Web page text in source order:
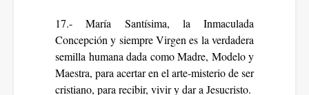
17.- María Santísima, la Inmaculada
Concepción y siempre Virgen es la verdadera
semilla humana dada como Madre, Modelo y
Maestra, para acertar en el arte-misterio de ser
cristiano, para recibir, vivir y dar a Jesucristo.